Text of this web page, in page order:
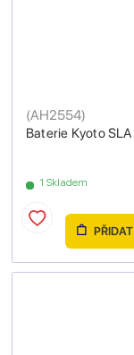
Baterie Kyoto
(AH2554)
1 Skladem